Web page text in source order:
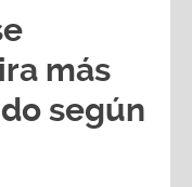
más
según